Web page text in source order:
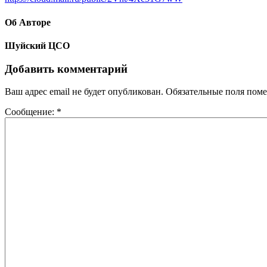
Об Авторе
Шуйский ЦСО
Добавить комментарий
Ваш адрес email не будет опубликован. Обязательные поля
Сообщение: *